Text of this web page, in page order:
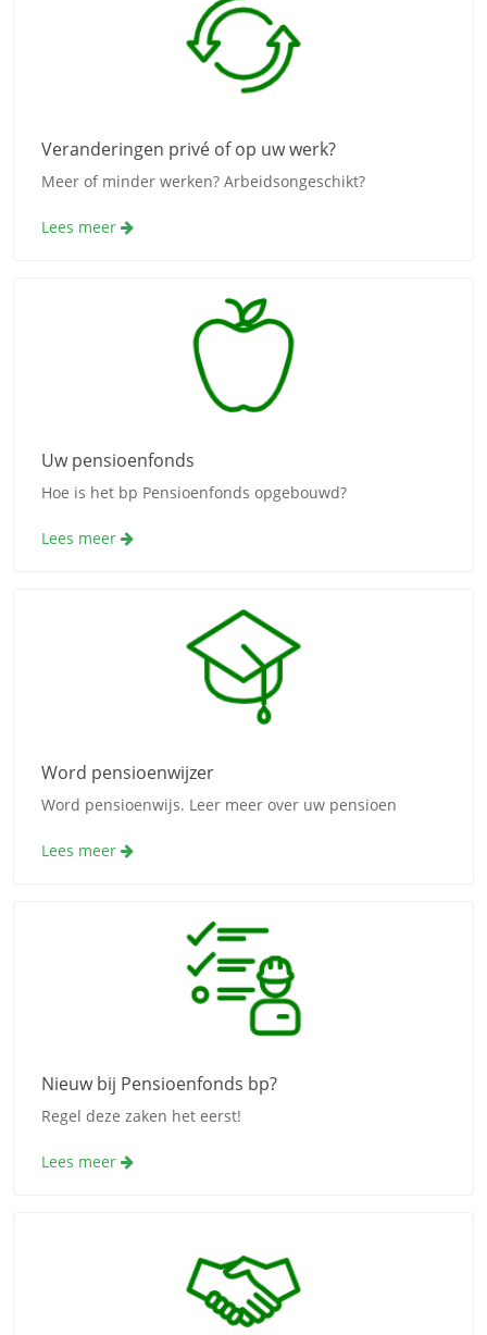
Veranderingen privé of op uw werk?
Meer of minder werken? Arbeidsongeschikt?
Lees meer
Uw pensioenfonds
Hoe is het bp Pensioenfonds opgebouwd?
Lees meer
Word pensioenwijzer
Word pensioenwijs. Leer meer over uw pensioen
Lees meer
Nieuw bij Pensioenfonds bp?
Regel deze zaken het eerst!
Lees meer